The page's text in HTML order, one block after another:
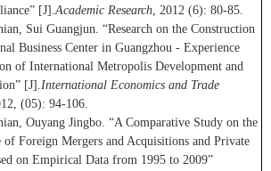
[J].Academic Research, 2012 (6): 80-85.
Sui Guangjun. “Research on the Construction
Business Center in Guangzhou - Experience
of International Metropolis Development and
[J].International Economics and Trade
(05): 94-106.
Ouyang Jingbo. “A Comparative Study on the
of Foreign Mergers and Acquisitions and Private
on Empirical Data from 1995 to 2009”